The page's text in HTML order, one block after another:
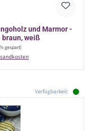
und Marmor -
braun, weiß
gespart)
Verfügbarkeit: